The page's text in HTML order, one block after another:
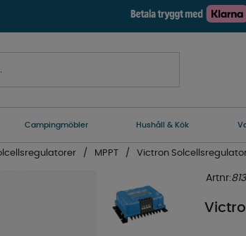
Campingmöbler Hushåll & Kök
MPPT Victron
Artnr: